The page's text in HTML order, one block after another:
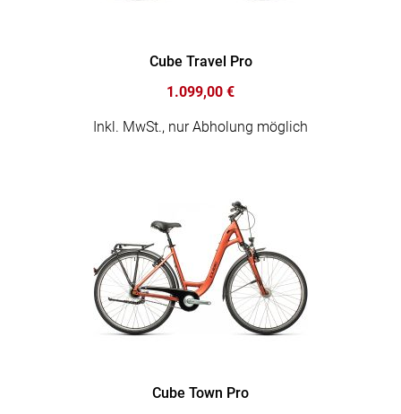
Cube Travel Pro
1.099,00 €
Inkl. MwSt., nur Abholung möglich
Cube Town Pro